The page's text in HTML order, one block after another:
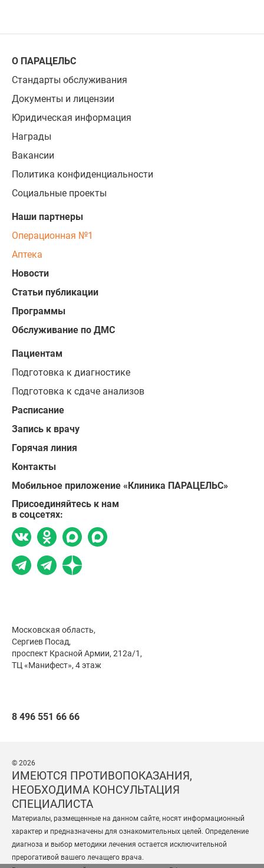
О ПАРАЦЕЛЬС
Стандарты обслуживания
Документы и лицензии
Юридическая информация
Награды
Вакансии
Политика конфиденциальности
Социальные проекты
Наши партнеры
Операционная №1
Аптека
Новости
Статьи публикации
Программы
Обслуживание по ДМС
Пациентам
Подготовка к диагностике
Подготовка к сдаче анализов
Расписание
Запись к врачу
Горячая линия
Контакты
Мобильное приложение «Клиника ПАРАЦЕЛЬС»
Присоединяйтесь к нам
в соцсетях:
Московская область,
Сергиев Посад,
проспект Красной Армии, 212а/1,
ТЦ «Манифест», 4 этаж
8 496 551 66 66
© 2026
ИМЕЮТСЯ ПРОТИВОПОКАЗАНИЯ,
НЕОБХОДИМА КОНСУЛЬТАЦИЯ
СПЕЦИАЛИСТА
Материалы, размещенные на данном сайте, носят информационный
характер и предназначены для ознакомительных целей. Определение
диагноза и выбор методики лечения остается исключительной
прерогативой вашего лечащего врача.